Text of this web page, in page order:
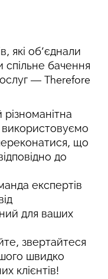
які об’єднали
спільне бачення
— Therefore
використовуємо
що
до
експертів
для ваших
звертайтеся
швидко
клієнтів!